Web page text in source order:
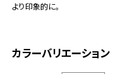
より印象的に。
カラーバリエーション